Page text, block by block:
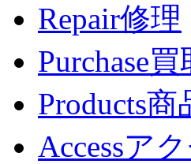
Repair修理
Purchase買
Products商
Accessア